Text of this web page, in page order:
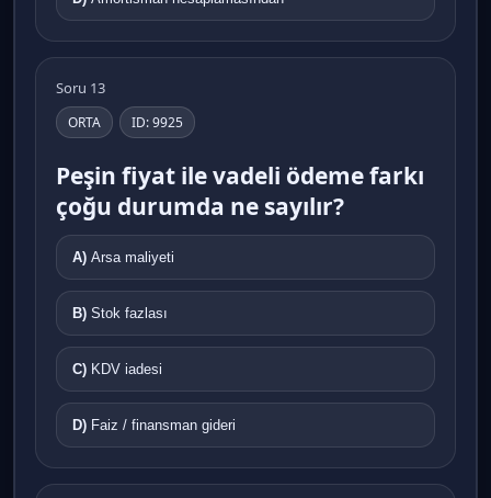
Soru 13
ORTA ID: 9925
Peşin fiyat ile vadeli ödeme farkı
çoğu durumda ne sayılır?
A) Arsa maliyeti
B) Stok fazlası
C) KDV iadesi
D) Faiz / finansman gideri